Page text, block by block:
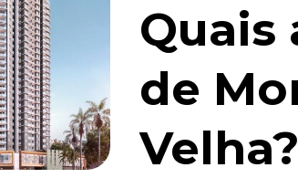
Quais
de